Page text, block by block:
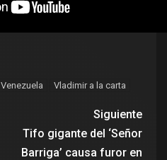
Venezuela Vladimir a la carta
Siguiente
Tifo gigante del ‘Señor
Barriga’ causa furor en